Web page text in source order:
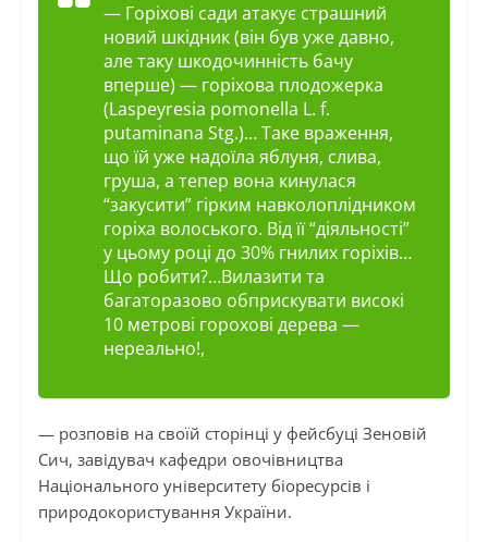
— Горіхові сади атакує страшний
новий шкідник (він був уже давно,
але таку шкодочинність бачу
вперше) — горіхова плодожерка
(Laspeyresia pomonella L. f.
putaminana Stg.)… Таке враження,
що їй уже надоїла яблуня, слива,
груша, а тепер вона кинулася
“закусити” гірким навколоплідником
горіха волоського. Від її “діяльності”
у цьому році до 30% гнилих горіхів…
Що робити?…Вилазити та
багаторазово обприскувати високі
10 метрові горохові дерева —
нереально!,
— розповів на своїй сторінці у фейсбуці Зеновій
Сич, завідувач кафедри овочівництва
Національного університету біоресурсів і
природокористування України.